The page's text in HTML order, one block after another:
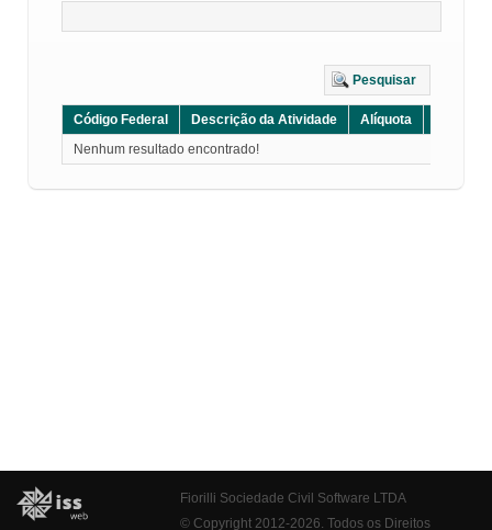
Pesquisar
Código Federal Descrição da Atividade Alíquota
Nenhum resultado encontrado!
Fiorilli Sociedade Civil Software LTDA
© Copyright 2012-2026. Todos os Direitos